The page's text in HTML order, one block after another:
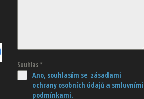
Souhlas*
Ano, souhlasím se zásadami
ochrany osobních údajů a smluvními
podmínkami.